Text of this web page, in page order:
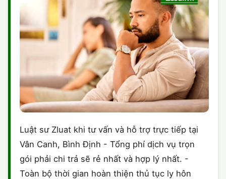
Luật sư Zluat khi tư vấn và hỗ trợ trực tiếp tại
Vân Canh, Bình Định - Tổng phí dịch vụ trọn
gói phải chi trả sẽ rẻ nhất và hợp lý nhất. -
Toàn bộ thời gian hoàn thiện thủ tục ly hôn